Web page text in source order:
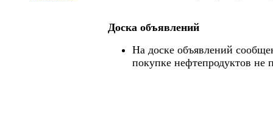
Доска объявлений
На доске объявлений
покупке нефтепродуктов не